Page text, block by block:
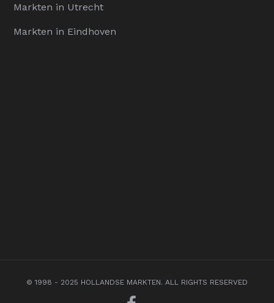
Markten in Utrecht
Markten in Eindhoven
© 1998 - 2025 HOLLANDSE MARKTEN. ALL RIGHTS RESERVED